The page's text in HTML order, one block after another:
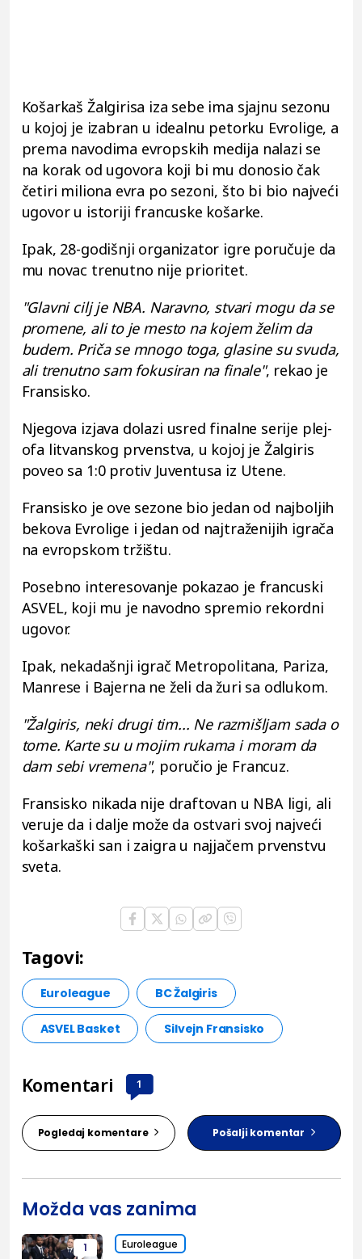
Košarkaš Žalgirisa iza sebe ima sjajnu sezonu
u kojoj je izabran u idealnu petorku Evrolige, a
prema navodima evropskih medija nalazi se
na korak od ugovora koji bi mu donosio čak
četiri miliona evra po sezoni, što bi bio najveći
ugovor u istoriji francuske košarke.
Ipak, 28-godišnji organizator igre poručuje da
mu novac trenutno nije prioritet.
"Glavni cilj je NBA. Naravno, stvari mogu da se
promene, ali to je mesto na kojem želim da
budem. Priča se mnogo toga, glasine su svuda,
ali trenutno sam fokusiran na finale", rekao je
Fransisko.
Njegova izjava dolazi usred finalne serije plej-
ofa litvanskog prvenstva, u kojoj je Žalgiris
poveo sa 1:0 protiv Juventusa iz Utene.
Fransisko je ove sezone bio jedan od najboljih
bekova Evrolige i jedan od najtraženijih igrača
na evropskom tržištu.
Posebno interesovanje pokazao je francuski
ASVEL, koji mu je navodno spremio rekordni
ugovor.
Ipak, nekadašnji igrač Metropolitana, Pariza,
Manrese i Bajerna ne želi da žuri sa odlukom.
"Žalgiris, neki drugi tim... Ne razmišljam sada o
tome. Karte su u mojim rukama i moram da
dam sebi vremena", poručio je Francuz.
Fransisko nikada nije draftovan u NBA ligi, ali
veruje da i dalje može da ostvari svoj najveći
košarkaški san i zaigra u najjačem prvenstvu
sveta.
Tagovi:
Euroleague BC Žalgiris
ASVEL Basket Silvejn Fransisko
Komentari 1
Pogledaj komentare Pošalji komentar
Možda vas zanima
1 Euroleague